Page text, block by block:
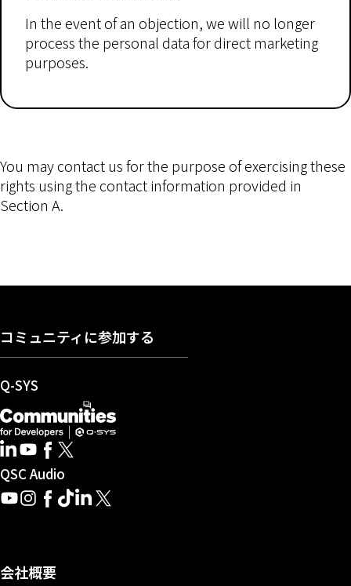
In the event of an objection, we will no longer
process the personal data for direct marketing
purposes.
You may contact us for the purpose of exercising these
rights using the contact information provided in
Section A.
コミュニティに参加する
Q-SYS
開発者向けQ-SYSコミュニティー
（新しいウィンドウで開きます）
LinkedIn
（新しいウィンドウで開きます）
Youtube
（新しいウィンドウで開きます）
Facebook
（新しいウィンドウで開きます）
X
（新しいウィンドウで開きます）
QSC Audio
会社概要